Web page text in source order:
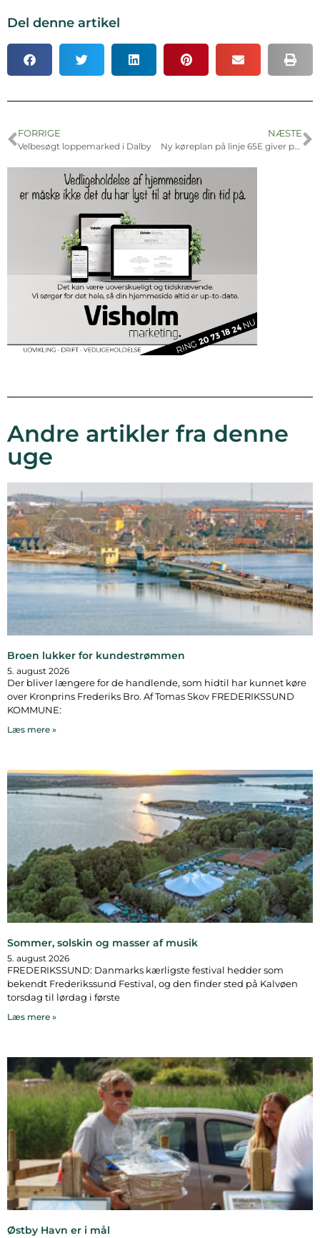
Del denne artikel
FORRIGE
Velbesøgt loppemarked i Dalby
NÆSTE
Ny køreplan på linje 65E giver passagervækst
Andre artikler fra denne
uge
Broen lukker for kundestrømmen
5. august 2026
Der bliver længere for de handlende, som hidtil har kunnet køre
over Kronprins Frederiks Bro. Af Tomas Skov FREDERIKSSUND
KOMMUNE:
Læs mere »
Sommer, solskin og masser af musik
5. august 2026
FREDERIKSSUND: Danmarks kærligste festival hedder som
bekendt Frederikssund Festival, og den finder sted på Kalvøen
torsdag til lørdag i første
Læs mere »
Østby Havn er i mål